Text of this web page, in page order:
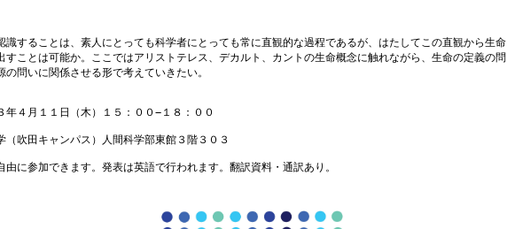
することは、素人にとっても科学者にとっても常に直観的な過程であるが、はたしてこの直観から生命
すことは可能か。ここではアリストテレス、デカルト、カントの生命概念に触れながら、生命の定義の問
の問いに関係させる形で考えていきたい。
年４月１１日（木）１５：００−１８：００
（吹田キャンパス）人間科学部東館３階３０３
に参加できます。発表は英語で行われます。翻訳資料・通訳あり。